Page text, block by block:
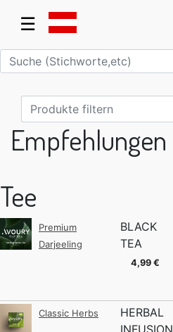
☰
Empfehlungen
Tee
Premium
Darjeeling
BLACK
TEA
4,99 €
Classic Herbs
HERBAL
INFUSION